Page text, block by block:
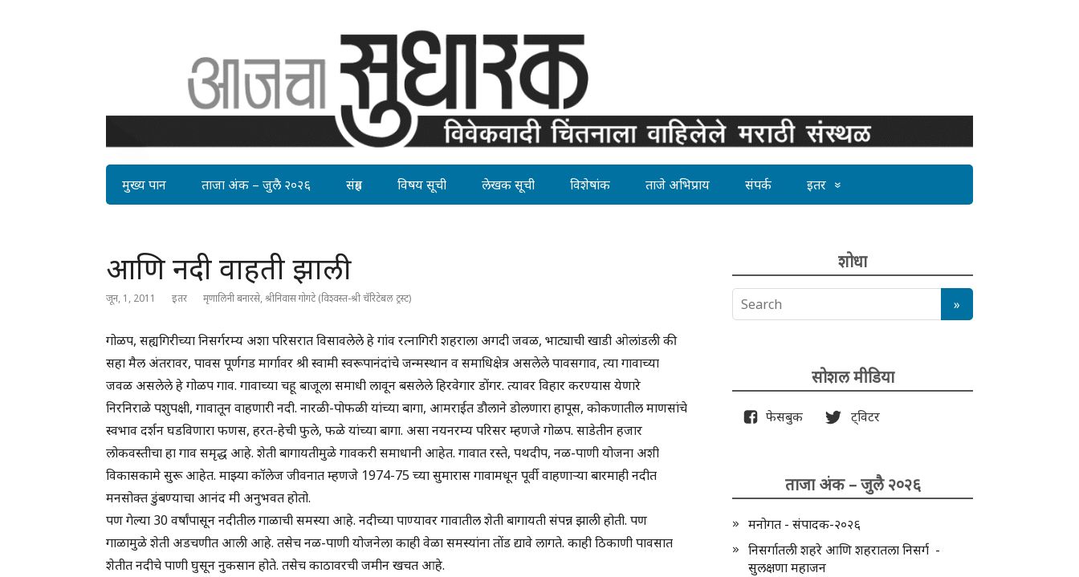
मुख्य पान ताजा अंक – जुलै २०२६ संग्रह विषय सूची लेखक सूची विशेषांक ताजे अभिप्राय संपर्क इतर
आणि नदी वाहती झाली
जून, 1, 2011 इतर मृणालिनी बनारसे, श्रीनिवास गोगटे (विश्वस्त-श्री चॅरिटेबल ट्रस्ट)
गोळप, सह्यगिरीच्या निसर्गरम्य अशा परिसरात विसावलेले हे गांव रत्नागिरी शहराला अगदी जवळ, भाट्याची खाडी ओलांडली की
सहा मैल अंतरावर, पावस पूर्णगड मार्गावर श्री स्वामी स्वरूपानंदांचे जन्मस्थान व समाधिक्षेत्र असलेले पावसगाव, त्या गावाच्या
जवळ असलेले हे गोळप गाव. गावाच्या चहू बाजूला समाधी लावून बसलेले हिरवेगार डोंगर. त्यावर विहार करण्यास येणारे
निरनिराळे पशुपक्षी, गावातून वाहणारी नदी. नारळी-पोफळी यांच्या बागा, आमराईत डौलाने डोलणारा हापूस, कोकणातील माणसांचे
स्वभाव दर्शन घडविणारा फणस, हरत-हेची फुले, फळे यांच्या बागा. असा नयनरम्य परिसर म्हणजे गोळप. साडेतीन हजार
लोकवस्तीचा हा गाव समृद्ध आहे. शेती बागायतीमुळे गावकरी समाधानी आहेत. गावात रस्ते, पथदीप, नळ-पाणी योजना अशी
विकासकामे सुरू आहेत. माझ्या कॉलेज जीवनात म्हणजे 1974-75 च्या सुमारास गावामधून पूर्वी वाहणाऱ्या बारमाही नदीत
मनसोक्त डुंबण्याचा आनंद मी अनुभवत होतो.
पण गेल्या 30 वर्षांपासून नदीतील गाळाची समस्या आहे. नदीच्या पाण्यावर गावातील शेती बागायती संपन्न झाली होती. पण
गाळामुळे शेती अडचणीत आली आहे. तसेच नळ-पाणी योजनेला काही वेळा समस्यांना तोंड द्यावे लागते. काही ठिकाणी पावसात
शेतीत नदीचे पाणी घुसून नुकसान होते. तसेच काठावरची जमीन खचत आहे.
शोधा
सोशल मीडिया
फेसबुक ट्विटर
ताजा अंक – जुलै २०२६
मनोगत - संपादक-२०२६
निसर्गातली शहरे आणि शहरातला निसर्ग -
सुलक्षणा महाजन